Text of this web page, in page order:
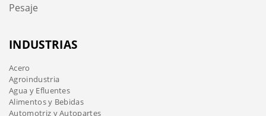
Pesaje
INDUSTRIAS
Acero
Agroindustria
Agua y Efluentes
Alimentos y Bebidas
Automotriz y Autopartes